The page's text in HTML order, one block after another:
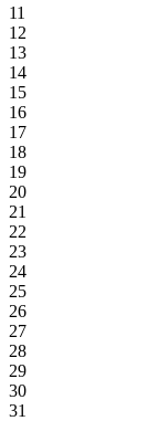
11
12
13
14
15
16
17
18
19
20
21
22
23
24
25
26
27
28
29
30
31